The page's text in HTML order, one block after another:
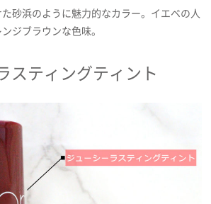
砂浜のように魅力的なカラー。イエベの人
ジブラウンな色味。
スティングティント